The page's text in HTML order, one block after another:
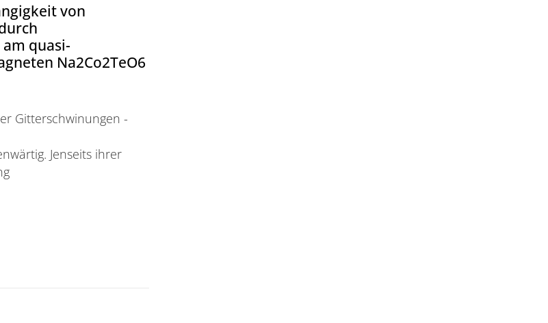
von
quasi-
Na2Co2TeO6
Gitterschwinungen -
Jenseits ihrer
von Phononen, detektiert durch Ultraschallmessungen am quasi-zweidimensionalen